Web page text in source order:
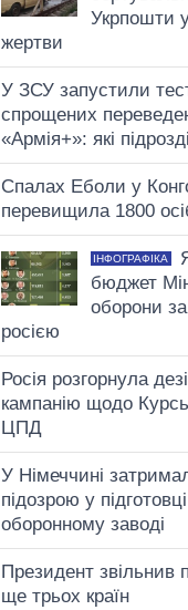
Укрпошти
жертви
У ЗСУ запустили
спрощених
«Армія+»: які
Спалах Еболи у
перевищила 1800
ІНФОГРАФІКА
бюджет
оборони за
росією
Росія розгорнула
кампанію щодо
ЦПД
У Німеччині
підозрою у
оборонному заводі
Президент звільнив
ще трьох країн